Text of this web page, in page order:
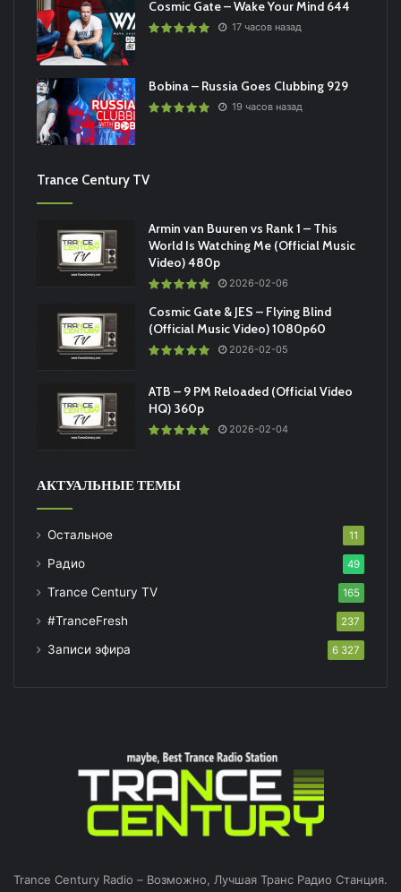
Cosmic Gate – Wake Your Mind 644
17 часов назад
Bobina – Russia Goes Clubbing 929
19 часов назад
Trance Century TV
Armin van Buuren vs Rank 1 – This
World Is Watching Me (Official Music
Video) 480p
2026-02-06
Cosmic Gate & JES – Flying Blind
(Official Music Video) 1080p60
2026-02-05
ATB – 9 PM Reloaded (Official Video
HQ) 360p
2026-02-04
АКТУАЛЬНЫЕ ТЕМЫ
Остальное 11
Радио 49
Trance Century TV 165
#TranceFresh 237
Записи эфира 6 327
Trance Century Radio – Возможно, Лучшая Транс Радио Станция.